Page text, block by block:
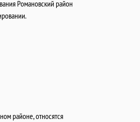
Романовский район
районе, относятся